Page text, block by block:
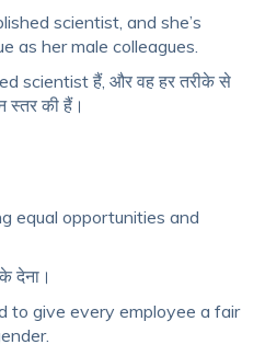
scientist, and she’s
as her male colleagues.
हैं, और वह हर तरीके से
स्तर की हैं।
equal opportunities and
देना।
to give every employee a fair